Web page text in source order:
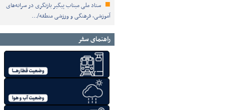
ستاد ملی میناب پیگیر بازنگری در سرانه‌های
آموزشی، فرهنگی و ورزشی منطقه/…
راهنمای سفر